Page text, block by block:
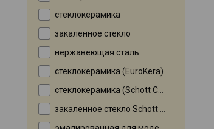
стеклокерамика
закаленное стекло
нержавеющая сталь
стеклокерамика (EuroKera)
стеклокерамика (Schott Ceran)
закаленное стекло Schott Ceran